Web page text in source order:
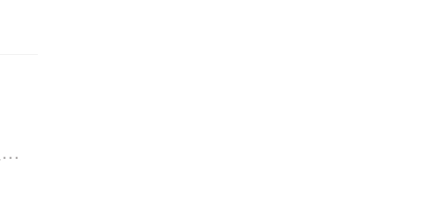
2026年4月15日万州龙驹市场监督管理局保洁服务由重庆美